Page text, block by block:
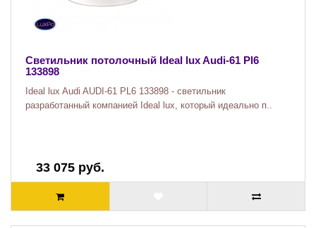
Светильник потолочный Ideal lux Audi-61 Pl6
133898
Ideal lux Audi AUDI-61 PL6 133898 - светильник
разработанный компанией Ideal lux, который идеально п..
33 075 руб.